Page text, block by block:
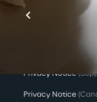
Privacy Notice
Privacy Notice
Privacy Notice